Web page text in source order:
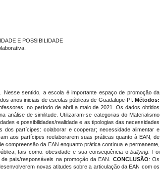
E POSSIBILIDADE
sentido, a escola é importante espaço de promoção da
anos iniciais de escolas públicas de Guadalupe-PI.Métodos:
no período de abril a maio de 2021. Os dados obtidos
análise de similitude. Utilizaram-se categorias do Materialismo
e possibilidades/realidade e as tipologias das necessidades
dos partícipes: colaborar e cooperar; necessidade alimentar e
aos partícipes reelaborarem suas práticas quanto à EAN, de
da EAN enquanto prática contínua e permanente,
tais como: obesidade e sua consequência obullying . Foi
pais/responsáveis na promoção da EAN. CONCLUSÃO: Os
novas atitudes sobre a articulação da EAN com os